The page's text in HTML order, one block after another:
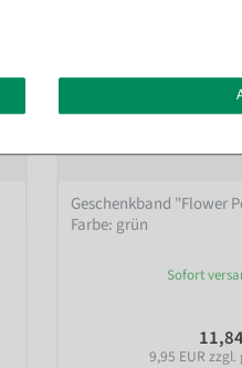
Geschenkband "Flower
Farbe: grün
Sofort
9,95 EUR